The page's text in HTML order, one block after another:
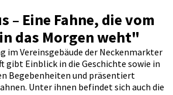
– Eine Fahne, die vom
das Morgen weht"
im Vereinsgebäude der Neckenmarkter
gibt Einblick in die Geschichte sowie in
Begebenheiten und präsentiert
Unter ihnen befindet sich auch die